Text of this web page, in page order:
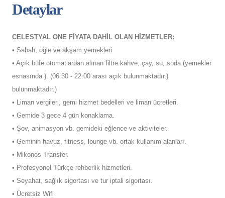
Detaylar
CELESTYAL ONE FİYATA DAHİL OLAN HİZMETLER:
• Sabah, öğle ve akşam yemekleri
• Açık büfe otomatlardan alınan filtre kahve, çay, su, soda (yemekler
esnasında ). (06:30 - 22:00 arası açık bulunmaktadır.)
bulunmaktadır.)
• Liman vergileri, gemi hizmet bedelleri ve liman ücretleri.
• Gemide 3 gece 4 gün konaklama.
• Şov, animasyon vb. gemideki eğlence ve aktiviteler.
• Geminin havuz, fitness, lounge vb. ortak kullanım alanları.
• Mikonos Transfer.
• Profesyonel Türkçe rehberlik hizmetleri.
• Seyahat, sağlık sigortası ve tur iptali sigortası.
• Ücretsiz Wifi